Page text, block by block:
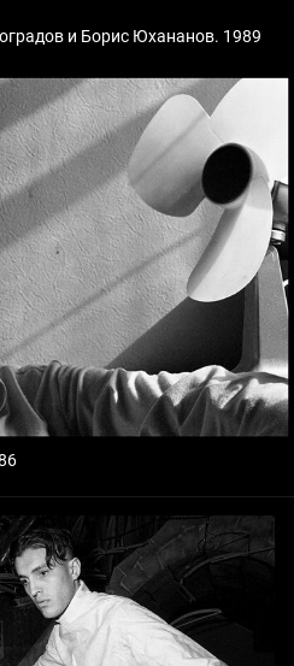
и Борис Юхананов. 1989